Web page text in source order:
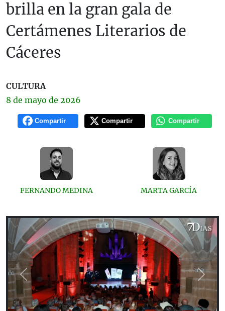
brilla en la gran gala de
Certámenes Literarios de
Cáceres
CULTURA
8 de mayo de 2026
Compartir Compartir Compartir
FERNANDO MEDINA MARTA GARCÍA
Previous Next